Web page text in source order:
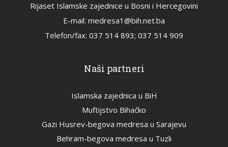
Rijaset Islamske zajednice u Bosni i Hercegovini
E-mail: medresa1@bih.net.ba
Telefon/fax: 037 514 893; 037 514 909
Naši partneri
Islamska zajednica u BiH
Muftijstvo Bihaćko
Gazi Husrev-begova medresa u Sarajevu
Behram-begova medresa u Tuzli